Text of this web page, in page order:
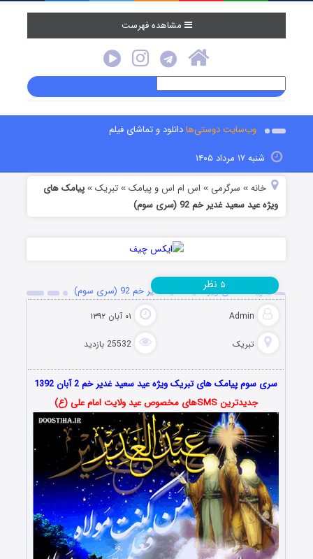
مشاهده فهرست
وب‌سایت دوستی‌هادانلود و تماشای فیلم
شنبه ۱۷ مرداد ۱۴۰۵
خانه » سرگرمی » اس ام اس و پیامک »تبریک »پیامک های
ویژه عید سعید غدیر خم 92 (سری سوم)
پیامک های ویژه عید سعید غدیر خم 92 (سری سوم)
Admin ۰۱ آبان ۱۳۹۲
تبریک 25532 بازدید
۵ نظر
سری سوم پیامک های تبریک ویژه عید سعید غدیر خم 2 آبان 1392
جدیدترین SMSهای مخصوص عید ولایت امام علی (ع)